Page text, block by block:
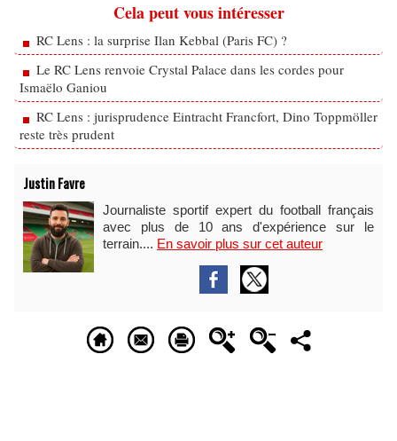
Cela peut vous intéresser
RC Lens : la surprise Ilan Kebbal (Paris FC) ?
Le RC Lens renvoie Crystal Palace dans les cordes pour
Ismaëlo Ganiou
RC Lens : jurisprudence Eintracht Francfort, Dino Toppmöller
reste très prudent
Justin Favre
Journaliste sportif expert du football français
avec plus de 10 ans d'expérience sur le
terrain.... En savoir plus sur cet auteur